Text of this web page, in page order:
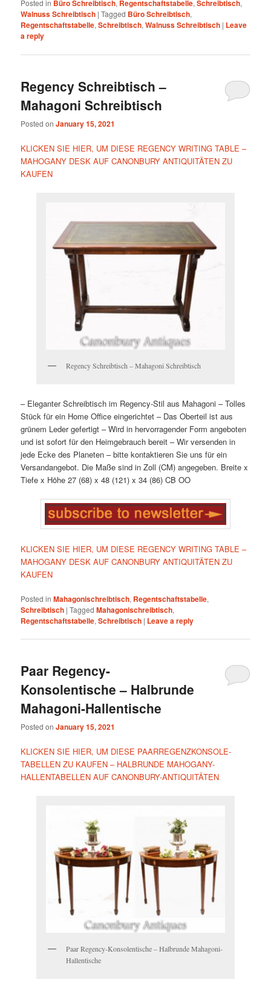
Posted in Büro Schreibtisch, Regentschaftstabelle,Schreibtisch,
Walnuss Schreibtisch |Tagged Büro Schreibtisch,
Regentschaftstabelle,Schreibtisch,Walnuss Schreibtisch | Leave
a reply
Regency Schreibtisch –
Mahagoni Schreibtisch
Posted onJanuary 15, 2021
KLICKEN SIE HIER, UM DIESE REGENCY WRITING TABLE –
MAHOGANY DESK AUF CANONBURY ANTIQUITÄTEN ZU
KAUFEN
Regency Schreibtisch – Mahagoni Schreibtisch
– Eleganter Schreibtisch im Regency-Stil aus Mahagoni – Tolles
Stück für ein Home Office eingerichtet – Das Oberteil ist aus
grünem Leder gefertigt – Wird in hervorragender Form angeboten
und ist sofort für den Heimgebrauch bereit – Wir versenden in
jede Ecke des Planeten – bitte kontaktieren Sie uns für ein
Versandangebot. Die Maße sind in Zoll (CM) angegeben. Breite x
Tiefe x Höhe 27 (68) x 48 (121) x 34 (86) CB OO
KLICKEN SIE HIER, UM DIESE REGENCY WRITING TABLE –
MAHOGANY DESK AUF CANONBURY ANTIQUITÄTEN ZU
KAUFEN
Posted in Mahagonischreibtisch, Regentschaftstabelle,
Schreibtisch |Tagged Mahagonischreibtisch,
Regentschaftstabelle,Schreibtisch | Leave a reply
Paar Regency-
Konsolentische – Halbrunde
Mahagoni-Hallentische
Posted onJanuary 15, 2021
KLICKEN SIE HIER, UM DIESE PAARREGENZKONSOLE-
TABELLEN ZU KAUFEN – HALBRUNDE MAHOGANY-
HALLENTABELLEN AUF CANONBURY-ANTIQUITÄTEN
Paar Regency-Konsolentische – Halbrunde Mahagoni-
Hallentische